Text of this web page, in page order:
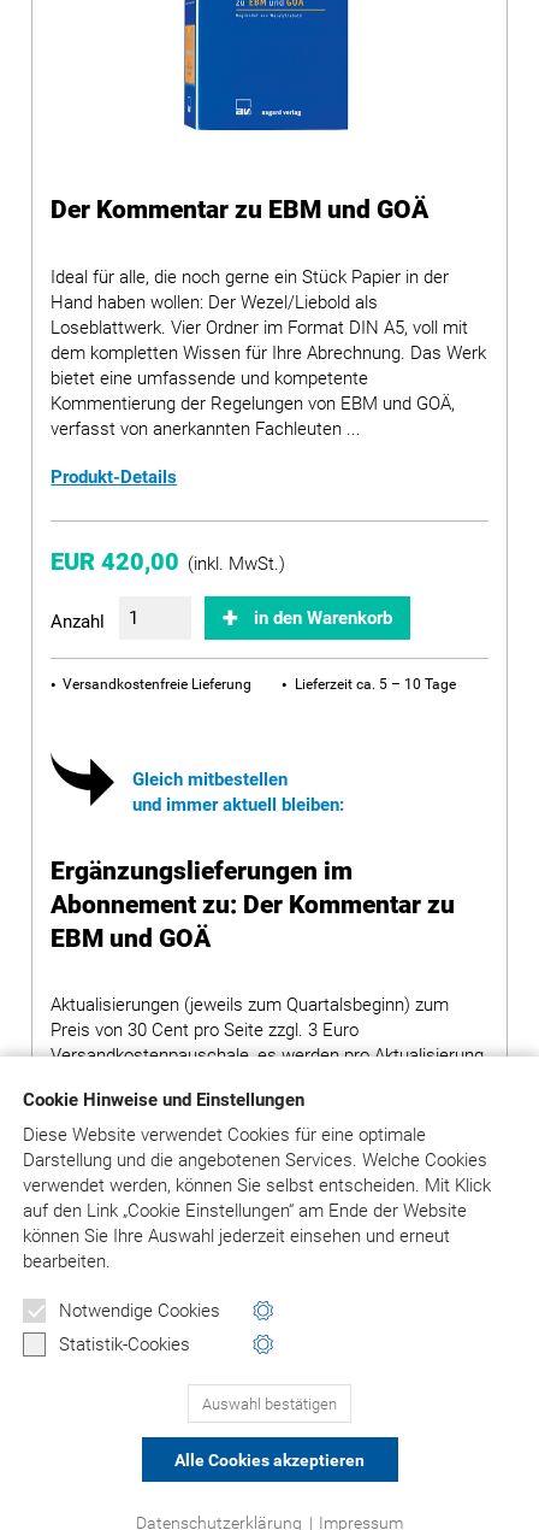
Cookie Hinweise und Einstellungen
Diese Website verwendet Cookies für eine optimale
Darstellung und die angebotenen Services. Welche Cookies
verwendet werden, können Sie selbst entscheiden. Mit Klick
aufden Link „Cookie Einstellungen“ am Ende der Website
können Sie Ihre Auswahl jederzeit einsehen und erneut
bearbeiten.
Notwendige Cookies
Statistik-Cookies
Auswahl bestätigen
Alle Cookies akzeptieren
Datenschutzerklärung | Impressum
Der Kommentar zu EBM und GOÄ
Ideal für alle, die noch gerne ein Stück Papier in der
Hand haben wollen: Der Wezel/Liebold als
Loseblattwerk. Vier Ordner im Format DIN A5, voll mit
dem kompletten Wissen für Ihre Abrechnung. Das Werk
bietet eine umfassende und kompetente
Kommentierung der Regelungen von EBM und GOÄ,
verfasst von anerkannten Fachleuten ...
Produkt-Details
EUR 420,00 (inkl. MwSt.)
Anzahl in den Warenkorb
Versandkostenfreie Lieferung Lieferzeit ca. 5 – 10 Tage
Gleich mitbestellen
und immer aktuell bleiben:
Ergänzungslieferungen im
Abonnement zu: Der Kommentar zu
EBM und GOÄ
Aktualisierungen (jeweils zum Quartalsbeginn) zum
Preis von 30 Cent pro Seite zzgl. 3 Euro
Versandkostenpauschale, es werden pro Aktualisierung
Hinweis: Bei Bestellung von Grundwerken ohne
Ergänzungslieferungen wird ein Aufschlag von 80,00
Euro auf den Preis des Grundwerks erhoben.
in den Warenkorb
PRODUKTE 1-3(VON 3)